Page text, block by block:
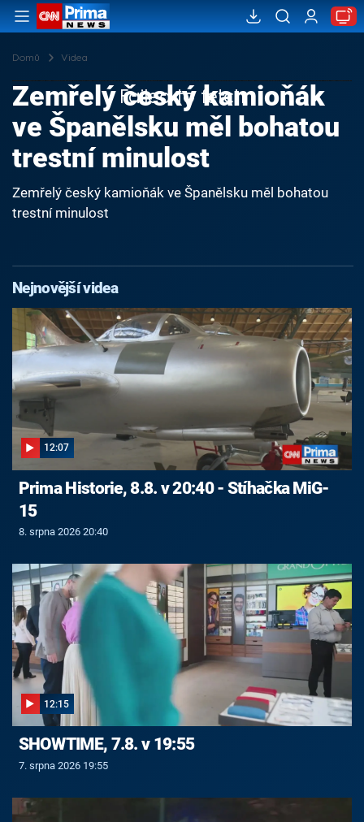
Domů Videa
Failed to fetch
Zemřelý český kamioňák
ve Španělsku měl bohatou
trestní minulost
Zemřelý český kamioňák ve Španělsku měl bohatou
trestní minulost
Nejnovější videa
12:07
Prima Historie, 8.8. v 20:40 - Stíhačka MiG-
15
8. srpna 2026 20:40
12:15
SHOWTIME, 7.8. v 19:55
7. srpna 2026 19:55